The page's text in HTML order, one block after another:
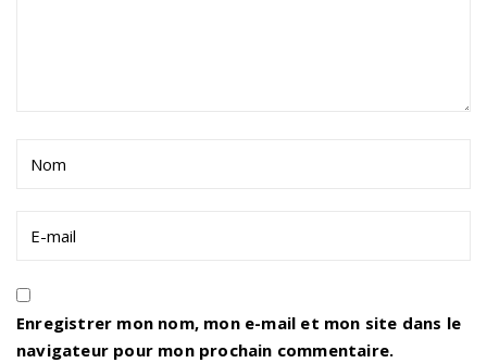
Enregistrer mon nom, mon e-mail et mon site dans le
navigateur pour mon prochain commentaire.